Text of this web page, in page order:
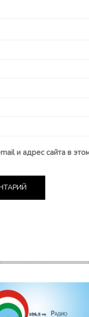
и адрес сайта в